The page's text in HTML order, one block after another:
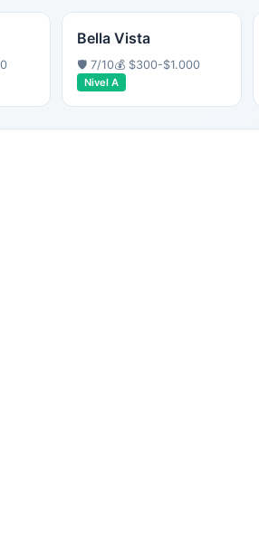
Bella Vista
🛡️ 7/10💰 $300-$1.000
Nivel A